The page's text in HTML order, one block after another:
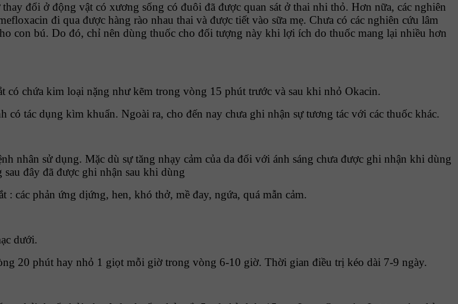
đổi ở động vật có xương sống có đuôi đã được quan sát ở thai nhi thỏ. Hơn nữa, các nghiên
đi qua được hàng rào nhau thai và được tiết vào sữa mẹ. Chưa có các nghiên cứu lâm
con bú. Do đó, chỉ nên dùng thuốc cho đối tượng này khi lợi ích do thuốc mang lại nhiều hơn
có chứa kim loại nặng như kẽm trong vòng 15 phút trước và sau khi nhỏ Okacin.
tác dụng kìm khuẩn. Ngoài ra, cho đến nay chưa ghi nhận sự tương tác với các thuốc khác.
nhân sử dụng. Mặc dù sự tăng nhạy cảm của da đối với ánh sáng chưa được ghi nhận khi dùng
đây đã được ghi nhận sau khi dùng
các phản ứng dịứng, hen, khó thở, mề đay, ngứa, quá mẫn cảm.
dưới.
20 phút hay nhỏ 1 giọt mỗi giờ trong vòng 6-10 giờ. Thời gian điều trị kéo dài 7-9 ngày.